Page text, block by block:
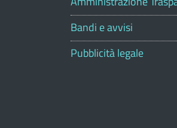
Bandi e avvisi
Pubblicità legale